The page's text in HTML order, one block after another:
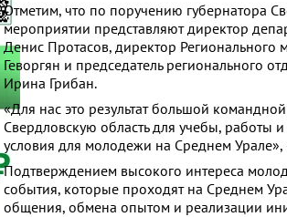
Отметим, что по поручению губернатора
мероприятии представляют директор
Денис Протасов, директор
Геворгян и председатель регионального
Ирина Грибан.
«Для нас это результат большой
Свердловскую область для учебы, работы
условия для молодежи на Среднем Урале»,
Подтверждением высокого интереса
события, которые проходят на Среднем
общения, обмена опытом и реализации